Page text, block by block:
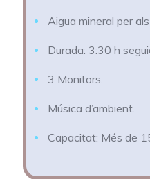
Aigua mineral per
Durada: 3:30 h
3 Monitors.
Música d’ambient.
Capacitat: Més de